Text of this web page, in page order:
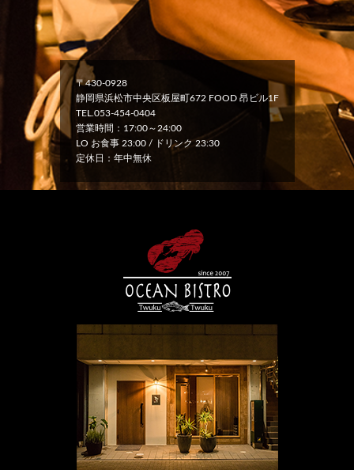
〒430-0928
静岡県浜松市中央区板屋町672 FOOD 昂ビル1F
TEL.053-454-0404
営業時間：17:00～24:00
LO お食事 23:00 / ドリンク 23:30
定休日：年中無休